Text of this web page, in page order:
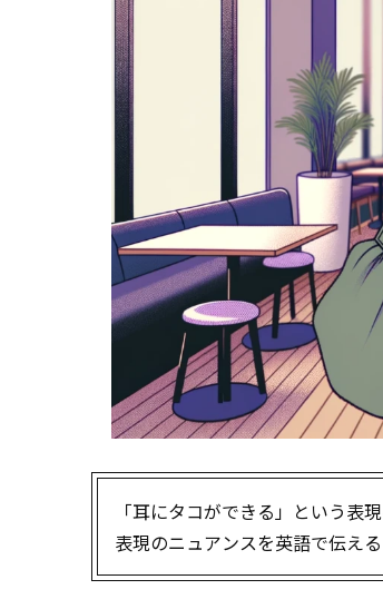
「耳にタコができる」という表
表現のニュアンスを英語で伝え